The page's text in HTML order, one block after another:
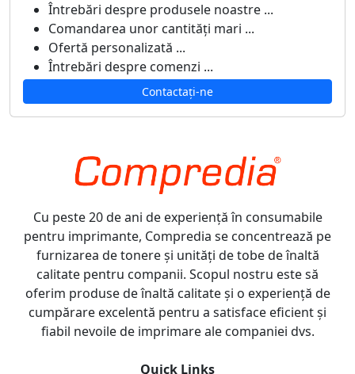
Întrebări despre produsele noastre ...
Comandarea unor cantități mari ...
Ofertă personalizată ...
Întrebări despre comenzi ...
Contactați-ne
Cu peste 20 de ani de experiență în consumabile
pentru imprimante, Compredia se concentrează pe
furnizarea de tonere și unități de tobe de înaltă
calitate pentru companii. Scopul nostru este să
oferim produse de înaltă calitate și o experiență de
cumpărare excelentă pentru a satisface eficient și
fiabil nevoile de imprimare ale companiei dvs.
Quick Links